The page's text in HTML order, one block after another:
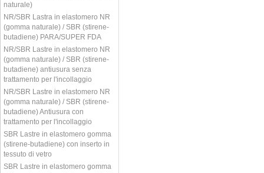
naturale)
NR/SBR Lastra in elastomero NR
(gomma naturale) / SBR (stirene-
butadiene) PARA/SUPER FDA
NR/SBR Lastre in elastomero NR
(gomma naturale) / SBR (stirene-
butadiene) antiusura senza
trattamento per l'incollaggio
NR/SBR Lastre in elastomero NR
(gomma naturale) / SBR (stirene-
butadiene) Antiusura con
trattamento per l'incollaggio
SBR Lastre in elastomero gomma
(stirene-butadiene) con inserto in
tessuto di vetro
SBR Lastre in elastomero gomma